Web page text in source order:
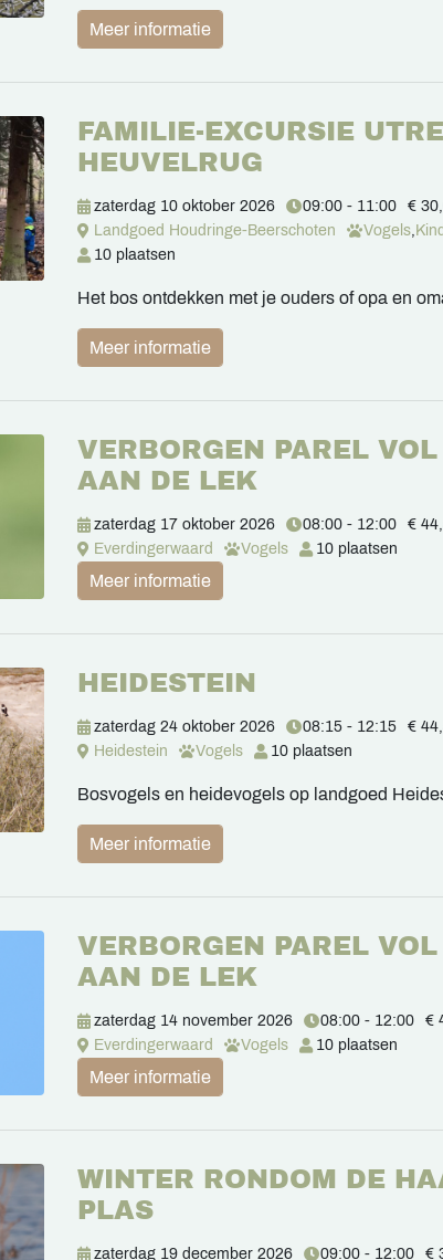
Meer informatie
FAMILIE-EXCURSIE
HEUVELRUG
zaterdag 10 oktober 2026 09:00 - 11:00
€
Landgoed Houdringe-Beerschoten
Vogels,
10 plaatsen
Het bos ontdekken met je ouders of opa en
Meer informatie
VERBORGEN PAREL
AAN DE LEK
zaterdag 17 oktober 2026 08:00 - 12:00
€
Everdingerwaard
Vogels 10 plaatsen
Meer informatie
HEIDESTEIN
zaterdag 24 oktober 2026 08:15 - 12:15
€
Heidestein
Vogels 10 plaatsen
Bosvogels en heidevogels op landgoed
Meer informatie
VERBORGEN PAREL
AAN DE LEK
zaterdag 14 november 2026 08:00 - 12:00
€
Everdingerwaard
Vogels 10 plaatsen
Meer informatie
WINTER RONDOM DE
PLAS
zaterdag 19 december 2026 09:00 - 12:00 €